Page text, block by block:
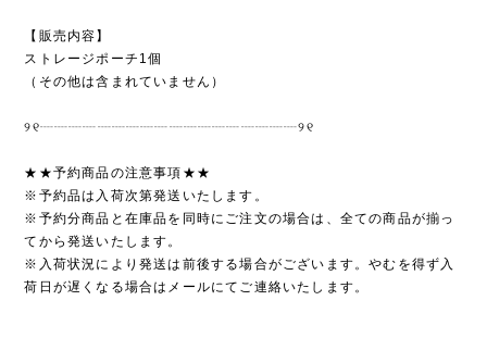
【販売内容】
ストレージポーチ1個
（その他は含まれていません）
୨୧┈┈┈┈┈┈┈┈┈┈┈┈┈┈┈┈┈┈୨୧
★★予約商品の注意事項★★
※予約品は入荷次第発送いたします。
※予約分商品と在庫品を同時にご注文の場合は、全ての商品が揃っ
てから発送いたします。
※入荷状況により発送は前後する場合がございます。やむを得ず入
荷日が遅くなる場合はメールにてご連絡いたします。